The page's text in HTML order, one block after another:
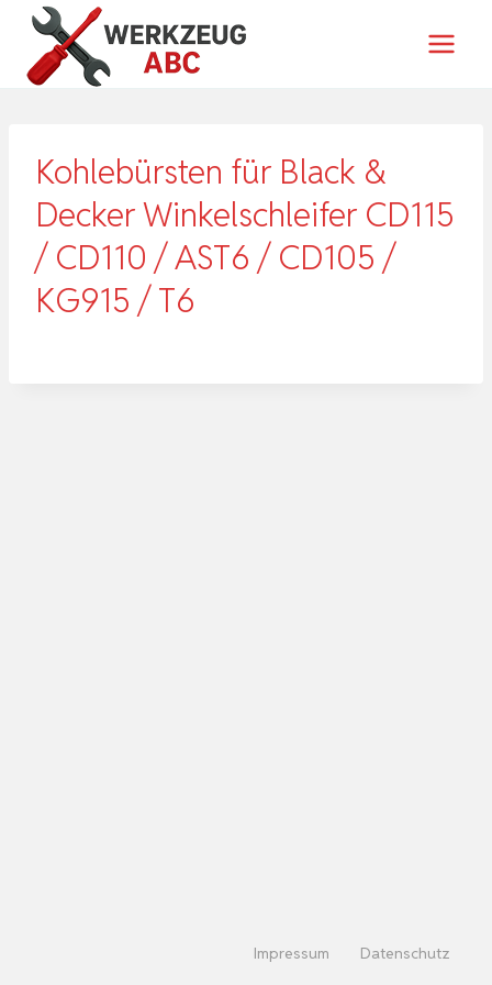
Zum
Inhalt
springen
Kohlebürsten für Black &
Decker Winkelschleifer CD115
/ CD110 / AST6 / CD105 /
KG915 / T6
Impressum Datenschutz